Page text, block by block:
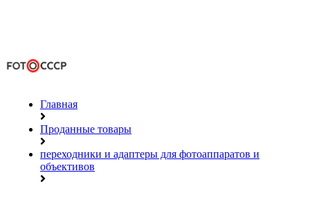
Главная
Проданные товары
переходники и адаптеры для фотоаппаратов и
объективов